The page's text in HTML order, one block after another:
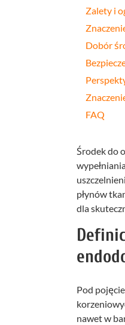
Zalety i
Dobór
FAQ
Środek do
płynów
dla
Pod
nawet w